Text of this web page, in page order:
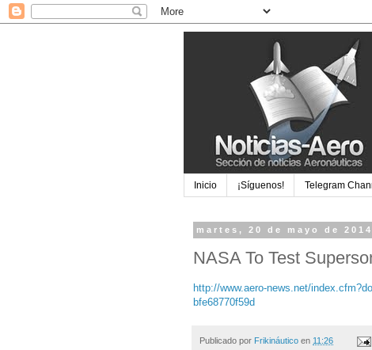
Inicio ¡Síguenos! Telegram
martes, 20 de mayo de 2014
NASA To Test
http://www.aero-news.net/
bfe68770f59d
Publicado por Frikináutico en 11:26